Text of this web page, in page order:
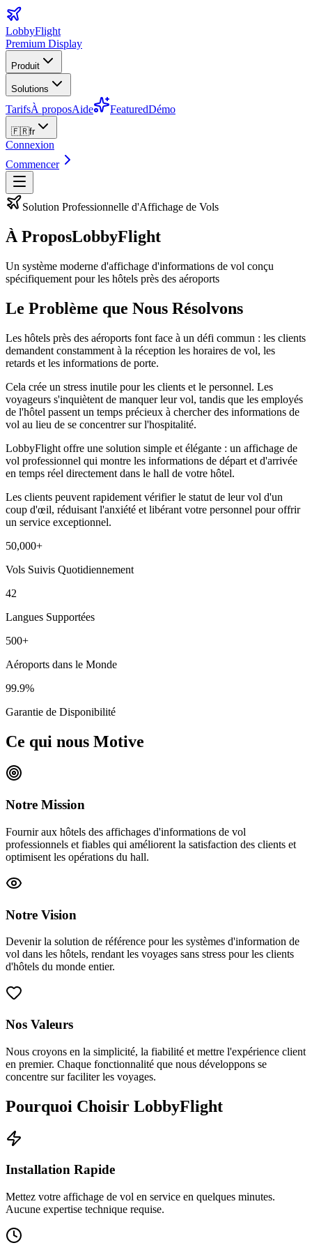
LobbyFlight
Premium Display
Produit
Solutions
TarifsÀ proposAide FeaturedDémo
🇫🇷fr
Connexion
Commencer
Solution Professionnelle d'Affichage de Vols
À ProposLobbyFlight
Un système moderne d'affichage d'informations de vol conçu
spécifiquement pour les hôtels près des aéroports
Le Problème que Nous Résolvons
Les hôtels près des aéroports font face à un défi commun : les clients
demandent constamment à la réception les horaires de vol, les
retards et les informations de porte.
Cela crée un stress inutile pour les clients et le personnel. Les
voyageurs s'inquiètent de manquer leur vol, tandis que les employés
de l'hôtel passent un temps précieux à chercher des informations de
vol au lieu de se concentrer sur l'hospitalité.
LobbyFlight offre une solution simple et élégante : un affichage de
vol professionnel qui montre les informations de départ et d'arrivée
en temps réel directement dans le hall de votre hôtel.
Les clients peuvent rapidement vérifier le statut de leur vol d'un
coup d'œil, réduisant l'anxiété et libérant votre personnel pour offrir
un service exceptionnel.
50,000+
Vols Suivis Quotidiennement
42
Langues Supportées
500+
Aéroports dans le Monde
99.9%
Garantie de Disponibilité
Ce qui nous Motive
Notre Mission
Fournir aux hôtels des affichages d'informations de vol
professionnels et fiables qui améliorent la satisfaction des clients et
optimisent les opérations du hall.
Notre Vision
Devenir la solution de référence pour les systèmes d'information de
vol dans les hôtels, rendant les voyages sans stress pour les clients
d'hôtels du monde entier.
Nos Valeurs
Nous croyons en la simplicité, la fiabilité et mettre l'expérience client
en premier. Chaque fonctionnalité que nous développons se
concentre sur faciliter les voyages.
Pourquoi Choisir LobbyFlight
Installation Rapide
Mettez votre affichage de vol en service en quelques minutes.
Aucune expertise technique requise.